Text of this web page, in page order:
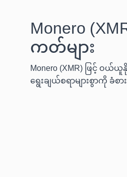
Monero
ကတ်များ
Monero (XMR) ဖြင့်
ရွေးချယ်စရာများစွာကို ခံစ